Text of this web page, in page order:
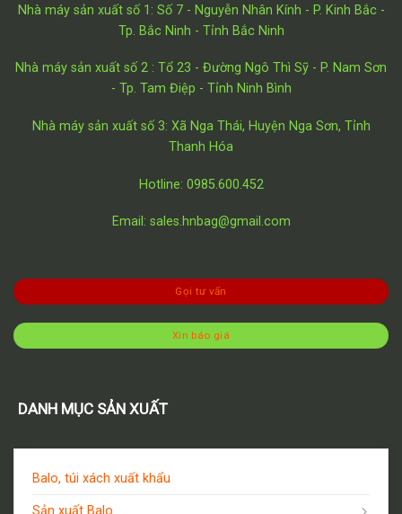
Nhà máy sản xuất số 1: Số 7 - Nguyễn Nhân Kính - P. Kinh Bắc -
Tp. Bắc Ninh - Tỉnh Bắc Ninh
Nhà máy sản xuất số 2 : Tổ 23 - Đường Ngô Thì Sỹ - P. Nam Sơn
- Tp. Tam Điệp - Tỉnh Ninh Bình
Nhà máy sản xuất số 3: Xã Nga Thái, Huyện Nga Sơn, Tỉnh
Thanh Hóa
Hotline: 0985.600.452
Email: sales.hnbag@gmail.com
Gọi tư vấn
Xin báo giá
DANH MỤC SẢN XUẤT
Balo, túi xách xuất khẩu